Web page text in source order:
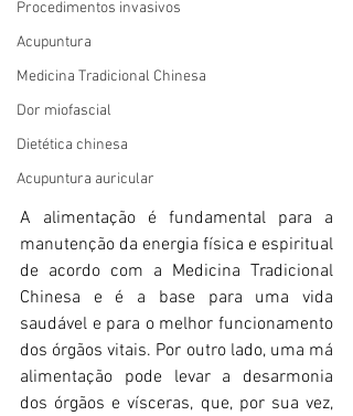
Procedimentos invasivos
Acupuntura
Medicina Tradicional Chinesa
Dor miofascial
Dietética chinesa
Acupuntura auricular
A alimentação é fundamental para a
manutenção da energia física e espiritual
de acordo com a Medicina Tradicional
Chinesa e é a base para uma vida
saudável e para o melhor funcionamento
dos órgãos vitais. Por outro lado, uma má
alimentação pode levar a desarmonia
dos órgãos e vísceras, que, por sua vez,